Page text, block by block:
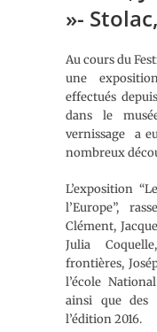
»-
Au cours du
une
effectués
dans le
vernissage a
nombreux
L’exposition
l’Europe”,
Clément,
Julia
frontières,
l’école
ainsi que des
l’édition 2016.